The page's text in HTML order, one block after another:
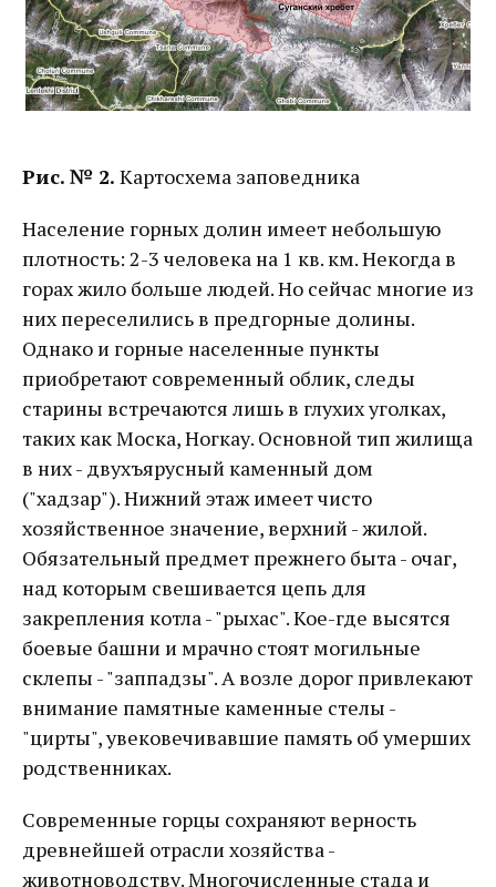
Рис. № 2. Картосхема заповедника
Население горных долин имеет небольшую
плотность: 2-3 человека на 1 кв. км. Некогда в
горах жило больше людей. Но сейчас многие из
них переселились в предгорные долины.
Однако и горные населенные пункты
приобретают современный облик, следы
старины встречаются лишь в глухих уголках,
таких как Моска, Ногкау. Основной тип жилища
в них - двухъярусный каменный дом
("хадзар"). Нижний этаж имеет чисто
хозяйственное значение, верхний - жилой.
Обязательный предмет прежнего быта - очаг,
над которым свешивается цепь для
закрепления котла - "рыхас". Кое-где высятся
боевые башни и мрачно стоят могильные
склепы - "заппадзы". А возле дорог привлекают
внимание памятные каменные стелы -
"цирты", увековечивавшие память об умерших
родственниках.
Современные горцы сохраняют верность
древнейшей отрасли хозяйства -
животноводству. Многочисленные стада и